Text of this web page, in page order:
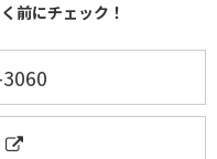
前にチェック！